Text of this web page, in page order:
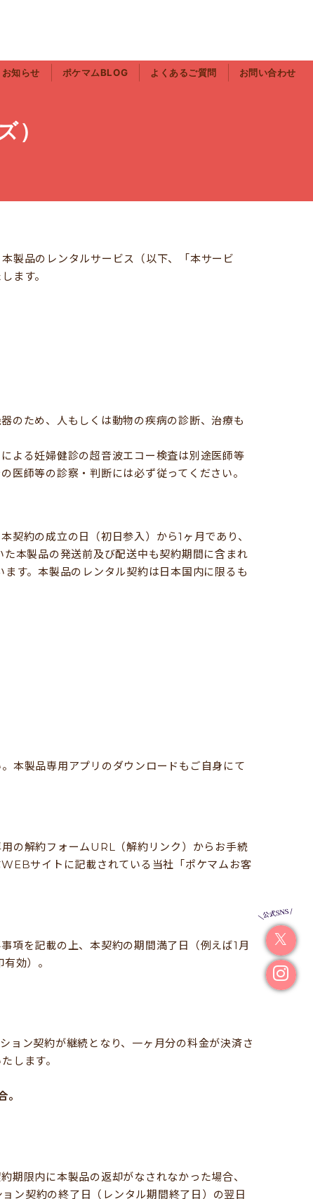
お知らせ ポケマムBLOG よくあるご質問 お問い合わせ
）
製品のレンタルサービス（以下、「本サービ
ます。
のため、人もしくは動物の疾病の診断、治療も
よる妊婦健診の超音波エコー検査は別途医師等
師等の診察・判断には必ず従ってください。
約の成立の日（初日参入）から1ヶ月であり、
本製品の発送前及び配送中も契約期間に含まれ
す。本製品のレンタル契約は日本国内に限るも
本製品専用アプリのダウンロードもご自身にて
の解約フォームURL（解約リンク）からお手続
サイトに記載されている当社「ポケマムお客
を記載の上、本契約の期間満了日（例えば1月
効）。
ョン契約が継続となり、一ヶ月分の料金が決済さ
します。
期限内に本製品の返却がなされなかった場合、
ン契約の終了日（レンタル期間終了日）の翌日